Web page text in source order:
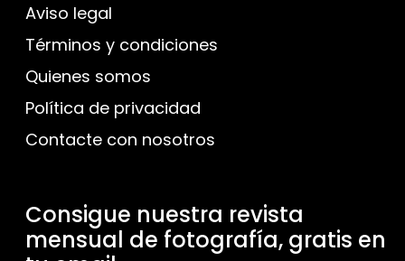
Aviso legal
Términos y condiciones
Quienes somos
Política de privacidad
Contacte con nosotros
Consigue nuestra revista
mensual de fotografía, gratis en